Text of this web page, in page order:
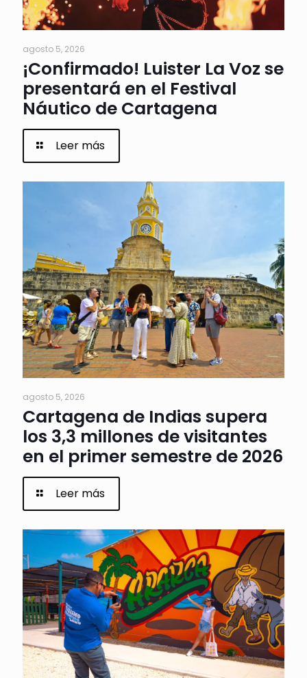
agosto 5, 2026
¡Confirmado! Luister La Voz se
presentará en el Festival
Náutico de Cartagena
Leer más
agosto 5, 2026
Cartagena de Indias supera
los 3,3 millones de visitantes
en el primer semestre de 2026
Leer más